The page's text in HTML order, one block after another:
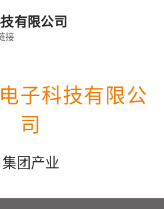
有限公司
接
子科技有限公
司
集团产业